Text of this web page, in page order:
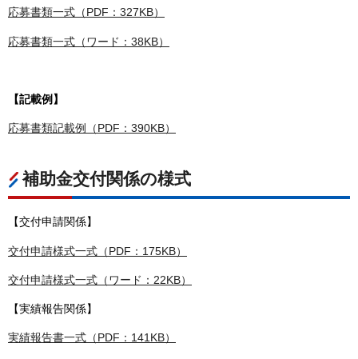
応募書類一式（PDF：327KB）
応募書類一式（ワード：38KB）
【記載例】
応募書類記載例（PDF：390KB）
補助金交付関係の様式
【交付申請関係】
交付申請様式一式（PDF：175KB）
交付申請様式一式（ワード：22KB）
【実績報告関係】
実績報告書一式（PDF：141KB）